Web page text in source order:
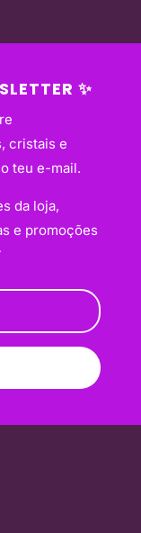
✨
cristais e
teu e-mail.
da loja,
e promoções